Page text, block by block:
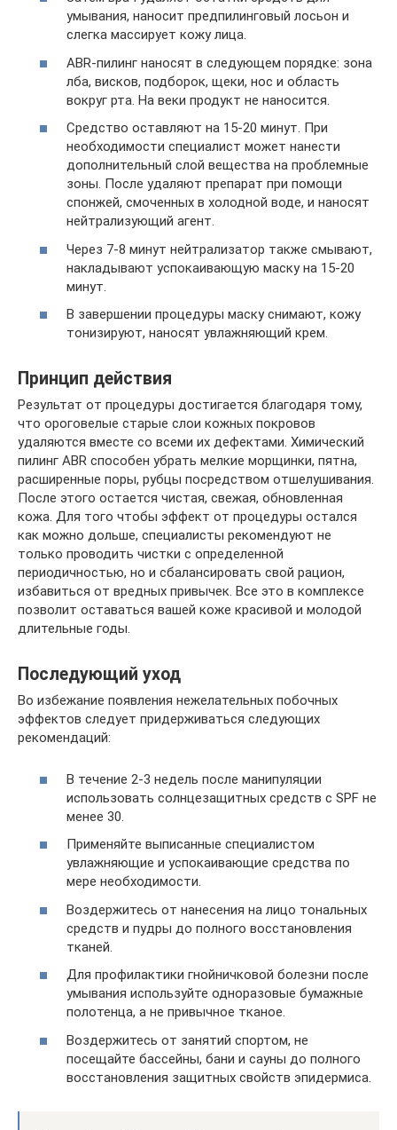
умывания, наносит предпилинговый лосьон и
слегка массирует кожу лица.
ABR-пилинг наносят в следующем порядке: зона
лба, висков, подборок, щеки, нос и область
вокруг рта. На веки продукт не наносится.
Средство оставляют на 15-20 минут. При
необходимости специалист может нанести
дополнительный слой вещества на проблемные
зоны. После удаляют препарат при помощи
спонжей, смоченных в холодной воде, и наносят
нейтрализующий агент.
Через 7-8 минут нейтрализатор также смывают,
накладывают успокаивающую маску на 15-20
минут.
В завершении процедуры маску снимают, кожу
тонизируют, наносят увлажняющий крем.
Принцип действия
Результат от процедуры достигается благодаря тому,
что ороговелые старые слои кожных покровов
удаляются вместе со всеми их дефектами. Химический
пилинг ABR способен убрать мелкие морщинки, пятна,
расширенные поры, рубцы посредством отшелушивания.
После этого остается чистая, свежая, обновленная
кожа. Для того чтобы эффект от процедуры остался
как можно дольше, специалисты рекомендуют не
только проводить чистки с определенной
периодичностью, но и сбалансировать свой рацион,
избавиться от вредных привычек. Все это в комплексе
позволит оставаться вашей коже красивой и молодой
длительные годы.
Последующий уход
Во избежание появления нежелательных побочных
эффектов следует придерживаться следующих
рекомендаций:
В течение 2-3 недель после манипуляции
использовать солнцезащитных средств с SPF не
менее 30.
Применяйте выписанные специалистом
увлажняющие и успокаивающие средства по
мере необходимости.
Воздержитесь от нанесения на лицо тональных
средств и пудры до полного восстановления
тканей.
Для профилактики гнойничковой болезни после
умывания используйте одноразовые бумажные
полотенца, а не привычное тканое.
Воздержитесь от занятий спортом, не
посещайте бассейны, бани и сауны до полного
восстановления защитных свойств эпидермиса.